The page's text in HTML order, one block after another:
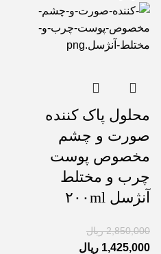
محلول پاک کننده
صورت و چشم
مخصوص پوست
چرب و مختلط
آنژسل ۲۰۰ml
2,850,000 ریال
1,425,000 ریال